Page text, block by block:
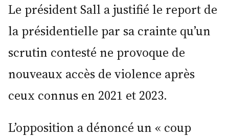
Le président Sall a justifié le report de
la présidentielle par sa crainte qu’un
scrutin contesté ne provoque de
nouveaux accès de violence après
ceux connus en 2021 et 2023.
L’opposition a dénoncé un « coup